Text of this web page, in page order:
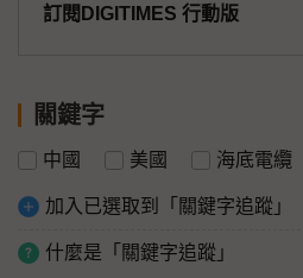
訂閱DIGITIMES 行動版
關鍵字
中國 美國 海底電纜
加入已選取到「關鍵字追蹤」
什麼是「關鍵字追蹤」